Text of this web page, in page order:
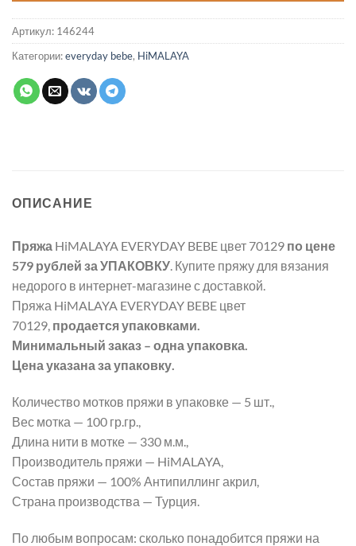
Артикул: 146244
Категории:everyday bebe, HiMALAYA
ОПИСАНИЕ
Пряжа HiMALAYA EVERYDAY BEBE цвет 70129 по цене
579 рублей за УПАКОВКУ. Купите пряжу для вязания
недорого в интернет-магазине с доставкой.
Пряжа HiMALAYA EVERYDAY BEBE цвет
70129, продается упаковками.
Минимальный заказ – одна упаковка.
Цена указана за упаковку.
Количество мотков пряжи в упаковке — 5 шт.,
Вес мотка — 100 гр.гр.,
Длина нити в мотке — 330 м.м.,
Производитель пряжи — HiMALAYA,
Состав пряжи — 100% Антипиллинг акрил,
Страна производства — Турция.
По любым вопросам: сколько понадобится пряжи на